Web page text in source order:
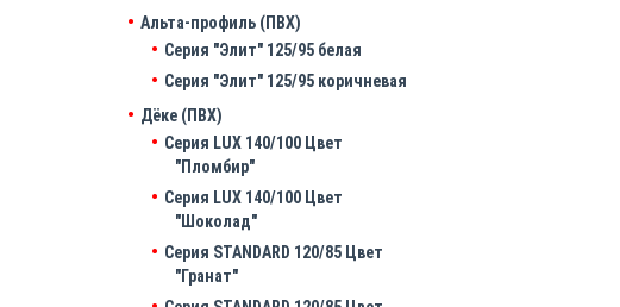
Альта-профиль (ПВХ)
Серия "Элит" 125/95 белая
Серия "Элит" 125/95 коричневая
Дёке (ПВХ)
Серия LUX 140/100 Цвет
"Пломбир"
Серия LUX 140/100 Цвет
"Шоколад"
Серия STANDARD 120/85 Цвет
"Гранат"